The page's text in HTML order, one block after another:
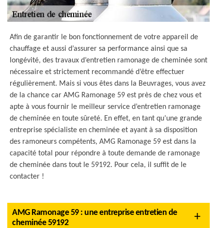
Afin de garantir le bon fonctionnement de votre appareil de
chauffage et aussi d’assurer sa performance ainsi que sa
longévité, des travaux d’entretien ramonage de cheminée sont
nécessaire et strictement recommandé d’être effectuer
régulièrement. Mais si vous êtes dans la Beuvrages, vous avez
de la chance car AMG Ramonage 59 est près de chez vous et
apte à vous fournir le meilleur service d’entretien ramonage
de cheminée en toute sûreté. En effet, en tant qu’une grande
entreprise spécialiste en cheminée et ayant à sa disposition
des ramoneurs compétents, AMG Ramonage 59 est dans la
capacité total pour répondre à toute demande de ramonage
de cheminée dans tout le 59192. Pour cela, il suffit de le
contacter !
AMG Ramonage 59 : une entreprise entretien de
cheminée 59192